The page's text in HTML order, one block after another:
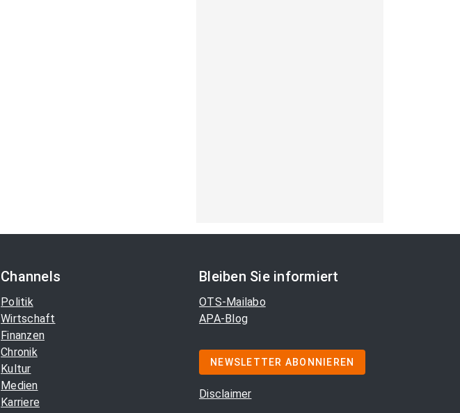
Channels
Politik
Wirtschaft
Finanzen
Chronik
Kultur
Medien
Karriere
Bleiben Sie informiert
OTS-Mailabo
APA-Blog
NEWSLETTER ABONNIEREN
Disclaimer